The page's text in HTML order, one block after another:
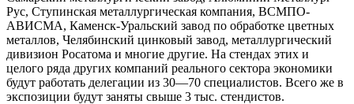
Рус, Ступинская металлургическая компания, ВСМПО-
АВИСМА, Каменск-Уральский завод по обработке цветных
металлов, Челябинский цинковый завод, металлургический
дивизион Росатома и многие другие. На стендах этих и
целого ряда других компаний реального сектора экономики
будут работать делегации из 30—70 специалистов. Всего же в
экспозиции будут заняты свыше 3 тыс. стендистов.